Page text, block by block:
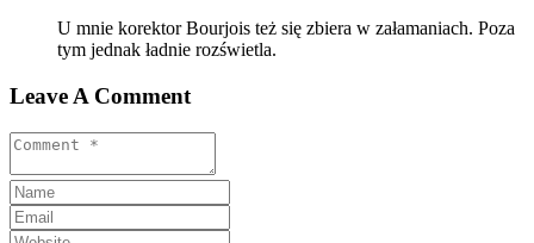
U mnie korektor Bourjois też się zbiera w załamaniach. Poza
tym jednak ładnie rozświetla.
Leave A Comment